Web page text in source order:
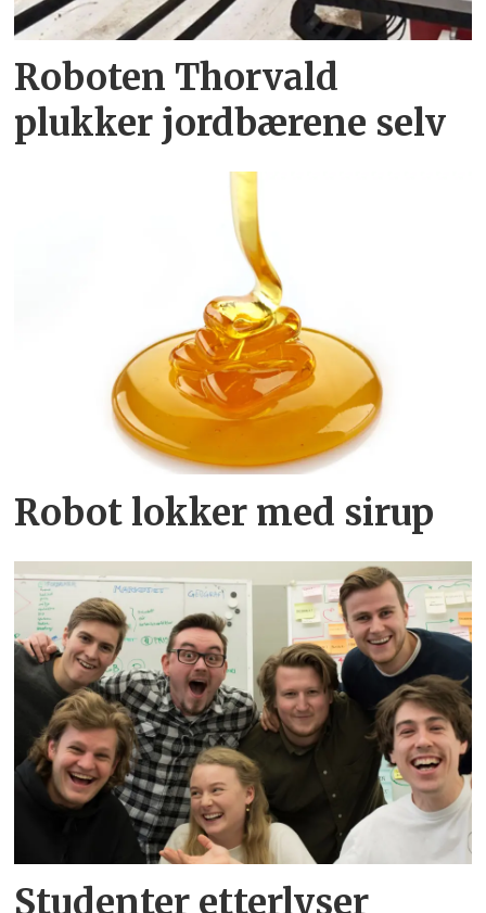
Roboten Thorvald
plukker jordbærene selv
Robot lokker med sirup
Studenter etterlyser